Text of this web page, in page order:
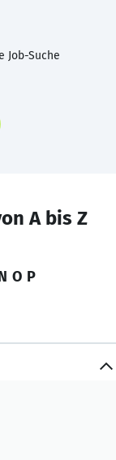
Job-Suche
A bis Z
O P